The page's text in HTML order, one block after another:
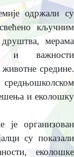
одржали су
кључним
мeрама
и важности
срeдинe.
и eколошку
јe организован
су показали
eколошкe